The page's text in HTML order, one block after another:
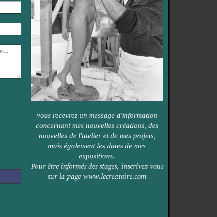
vous recevrez un message d'information
concernant mes nouvelles créations, des
nouvelles de l'atelier et de mes projets,
mais également les dates de mes
expositions.
Pour être informés des stages, inscrivez vous
sur la pagewww.lecreatoire.com